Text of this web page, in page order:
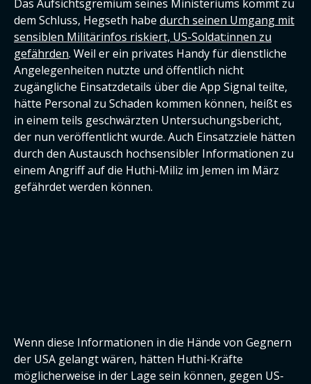
Das Aufsichtsgremium seines Ministeriums kommt zu
dem Schluss, Hegseth habe durch seinen Umgang mit
sensiblen Militärinfos riskiert, US-Soldat:innen zu
gefährden. Weil er ein privates Handy für dienstliche
Angelegenheiten nutzte und öffentlich nicht
zugängliche Einsatzdetails über die App Signal teilte,
hätte Personal zu Schaden kommen können, heißt es
in einem teils geschwärzten Untersuchungsbericht,
der nun veröffentlicht wurde. Auch Einsatzziele hätten
durch den Austausch hochsensibler Informationen zu
einem Angriff auf die Huthi-Miliz im Jemen im März
gefährdet werden können.
Wenn diese Informationen in die Hände von Gegnern
der USA gelangt wären, hätten Huthi-Kräfte
möglicherweise in der Lage sein können, gegen US-